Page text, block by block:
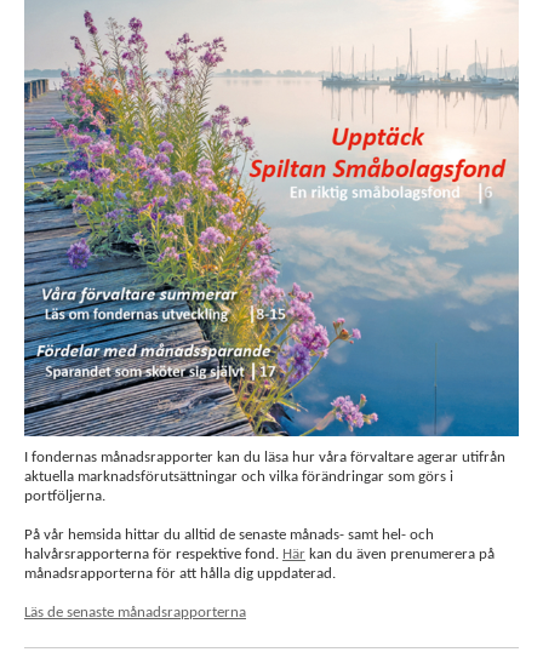
I fondernas månadsrapporter kan du läsa hur våra förvaltare agerar utifrån
aktuella marknadsförutsättningar och vilka förändringar som görs i
portföljerna.
På vår hemsida hittar du alltid de senaste månads- samt hel- och
halvårsrapporterna för respektive fond. Här kan du även prenumerera på
månadsrapporterna för att hålla dig uppdaterad.
Läs de senaste månadsrapporterna